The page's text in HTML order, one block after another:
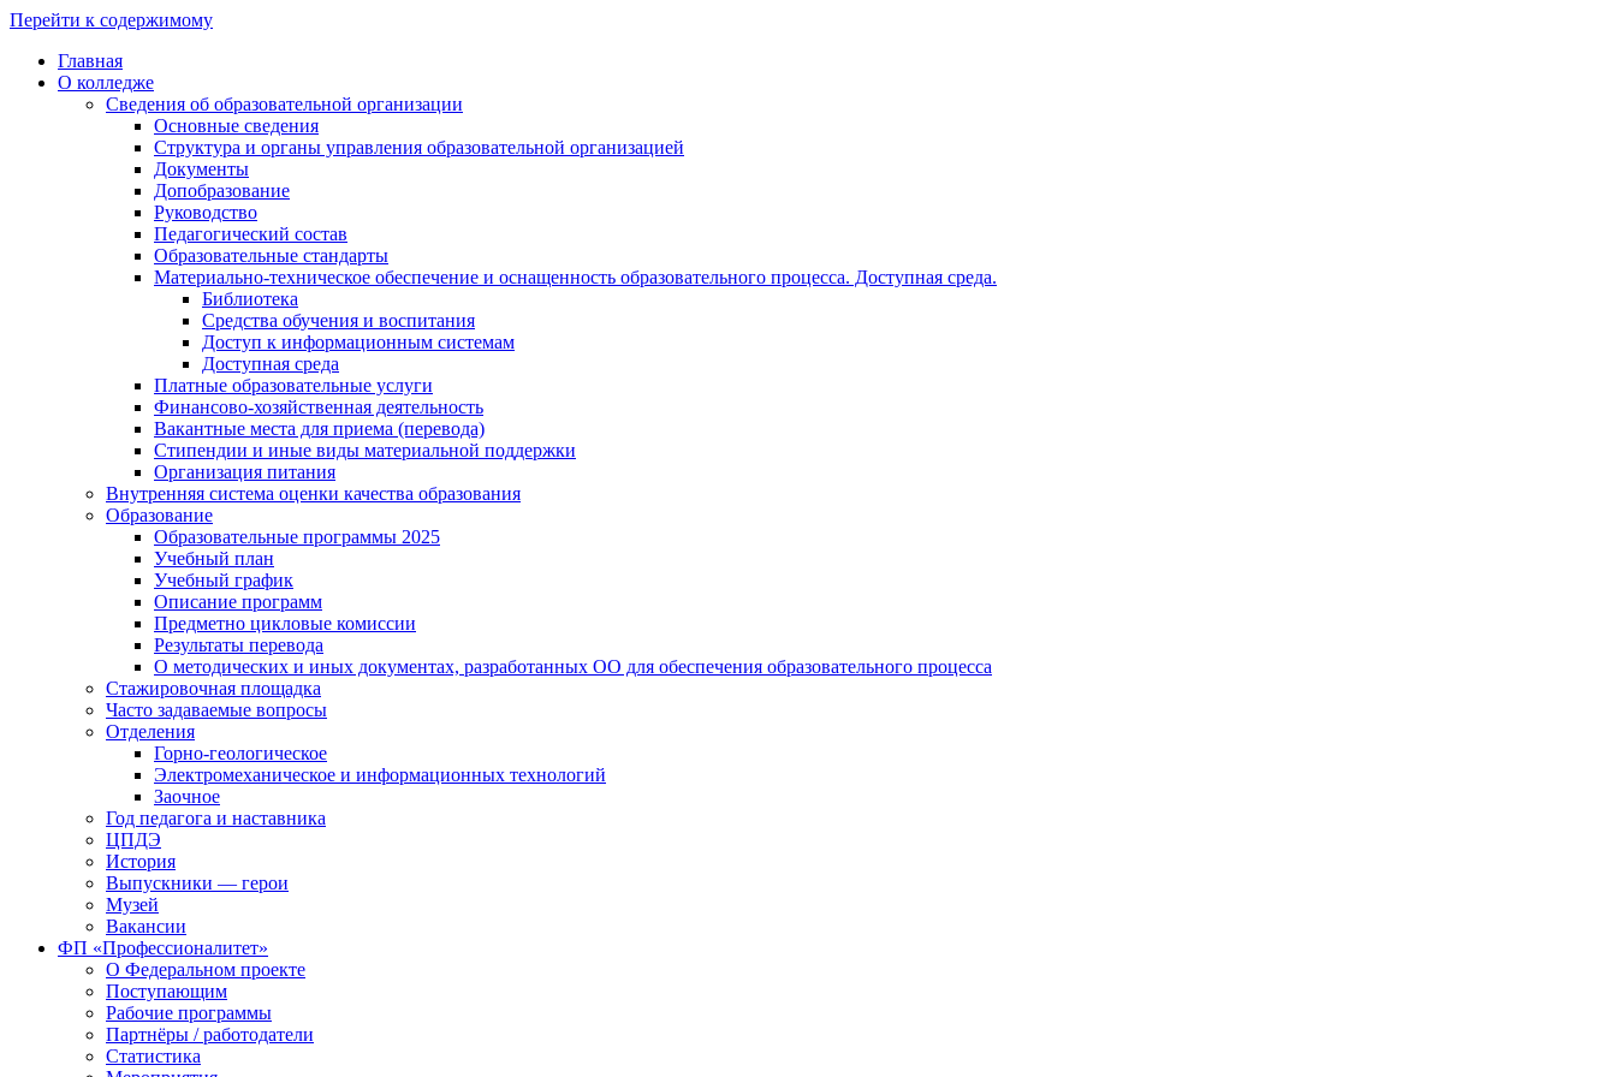
Перейти к содержимому
Главная
О колледже
Сведения об образовательной организации
Основные сведения
Структура и органы управления образовательной организацией
Документы
Допобразование
Руководство
Педагогический состав
Образовательные стандарты
Материально-техническое обеспечение и оснащенность образовательного процесса. Доступная среда.
Библиотека
Средства обучения и воспитания
Доступ к информационным системам
Доступная среда
Платные образовательные услуги
Финансово-хозяйственная деятельность
Вакантные места для приема (перевода)
Стипендии и иные виды материальной поддержки
Организация питания
Внутренняя система оценки качества образования
Образование
Образовательные программы 2025
Учебный план
Учебный график
Описание программ
Предметно цикловые комиссии
Результаты перевода
О методических и иных документах, разработанных ОО для обеспечения образовательного процесса
Стажировочная площадка
Часто задаваемые вопросы
Отделения
Горно-геологическое
Электромеханическое и информационных технологий
Заочное
Год педагога и наставника
ЦПДЭ
История
Выпускники — герои
Музей
Вакансии
ФП «Профессионалитет»
О Федеральном проекте
Поступающим
Рабочие программы
Партнёры / работодатели
Статистика